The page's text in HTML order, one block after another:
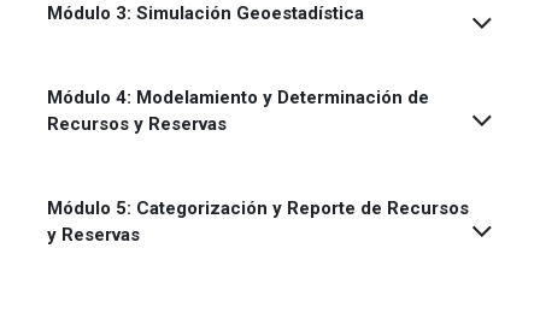
Módulo 3: Simulación Geoestadística
Módulo 4: Modelamiento y Determinación de
Recursos y Reservas
Módulo 5: Categorización y Reporte de Recursos
y Reservas